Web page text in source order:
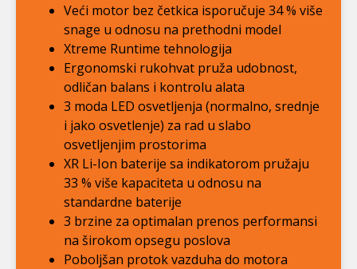
Veći motor bez četkica isporučuje 34 % više
snage u odnosu na prethodni model
Xtreme Runtime tehnologija
Ergonomski rukohvat pruža udobnost,
odličan balans i kontrolu alata
3 moda LED osvetljenja (normalno, srednje
i jako osvetlenje) za rad u slabo
osvetljenjim prostorima
XR Li-Ion baterije sa indikatorom pružaju
33 % više kapaciteta u odnosu na
standardne baterije
3 brzine za optimalan prenos performansi
na širokom opsegu poslova
Poboljšan protok vazduha do motora